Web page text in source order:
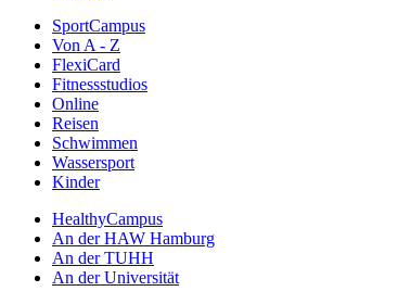
SportCampus
Von A - Z
FlexiCard
Fitnessstudios
Online
Reisen
Schwimmen
Wassersport
Kinder
HealthyCampus
An der HAW Hamburg
An der TUHH
An der Universität